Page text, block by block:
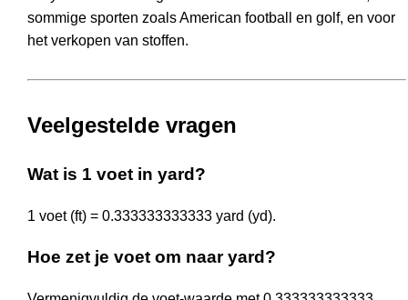
sommige sporten zoals American football en golf, en voor
het verkopen van stoffen.
Veelgestelde vragen
Wat is 1 voet in yard?
1 voet (ft) = 0.333333333333 yard (yd).
Hoe zet je voet om naar yard?